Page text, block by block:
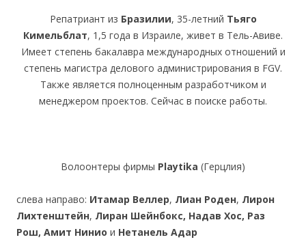
Репатриант из Бразилии, 35-летний Тьяго
Кимельблат, 1,5 года в Израиле, живет в Тель-Авиве.
Имеет степень бакалавра международных отношений и
степень магистра делового администрирования в FGV.
Также является полноценным разработчиком и
менеджером проектов. Сейчас в поиске работы.
Волоонтеры фирмы Playtika (Герцлия)
слева направо: Итамар Веллер, Лиан Роден, Лирон
Лихтенштейн, Лиран Шейнбокс, Надав Хос, Раз
Рош, Амит Нинио и Нетанель Адар